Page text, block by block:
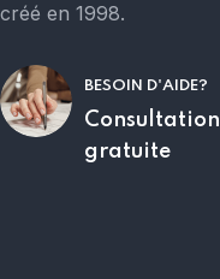
créé en 1998.
BESOIN D'AIDE?
Consultation
gratuite